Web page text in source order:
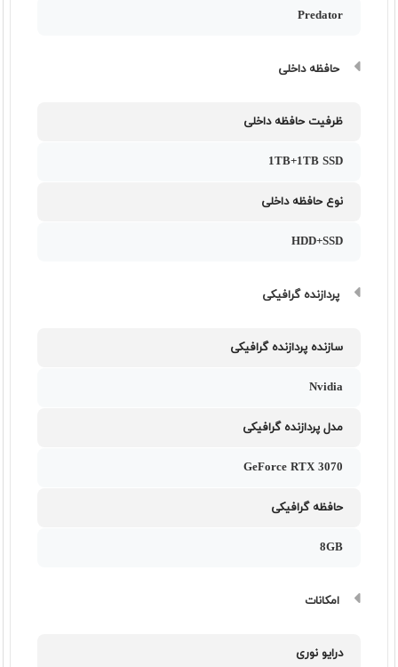
Predator
حافظه داخلی
ظرفیت حافظه داخلی
1TB+1TB SSD
نوع حافظه داخلی
HDD+SSD
پردازنده گرافیکی
سازنده پردازنده گرافیکی
Nvidia
مدل پردازنده گرافیکی
GeForce RTX 3070
حافظه گرافیکی
8GB
امکانات
درایو نوری